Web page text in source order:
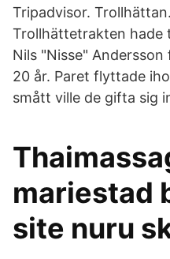
Tripadvisor.
Trollhättetrakten hade
Nils "Nisse"
20 år. Paret flyttade
smått ville de gifta sig
mariestad
site nuru